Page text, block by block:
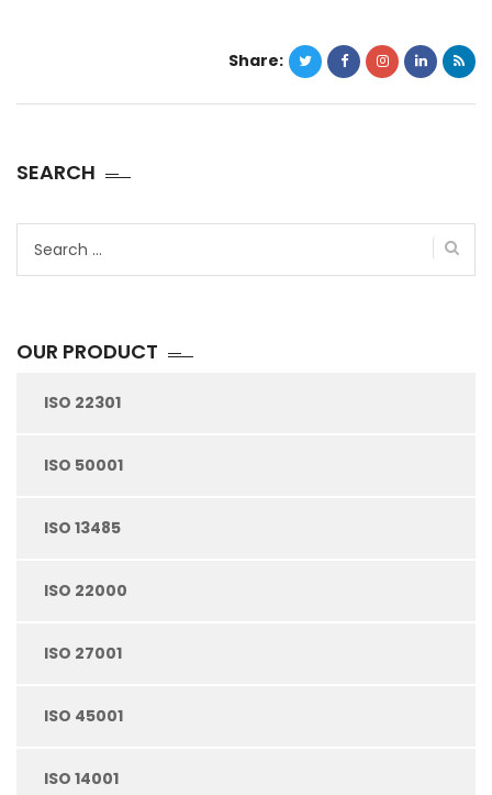
Share:
SEARCH
OUR PRODUCT
ISO 22301
ISO 50001
ISO 13485
ISO 22000
ISO 27001
ISO 45001
ISO 14001